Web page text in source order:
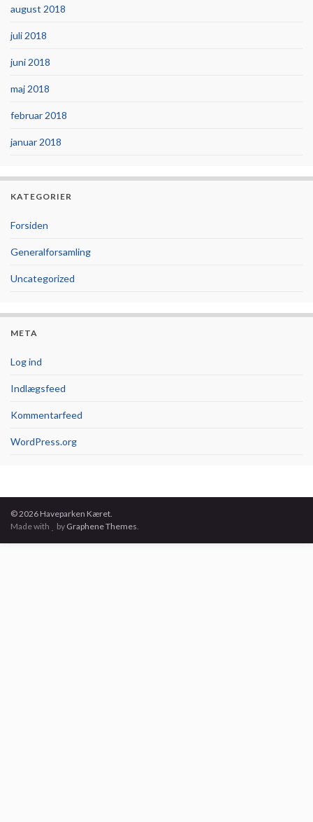
august 2018
juli 2018
juni 2018
maj 2018
februar 2018
januar 2018
KATEGORIER
Forsiden
Generalforsamling
Uncategorized
META
Log ind
Indlægsfeed
Kommentarfeed
WordPress.org
© 2026 Haveparken Kæret.
Made with
by Graphene Themes.